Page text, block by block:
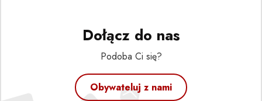
Dołącz do nas
Podoba Ci się?
Obywateluj z nami